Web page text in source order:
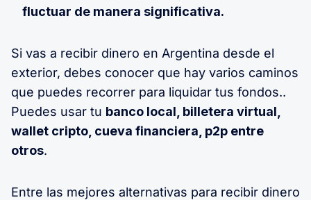
fluctuar de manera significativa.
Si vas a recibir dinero en Argentina desde el
exterior, debes conocer que hay varios caminos
que puedes recorrer para liquidar tus fondos..
Puedes usar tu banco local, billetera virtual,
wallet cripto, cueva financiera, p2p entre
otros.
Entre las mejores alternativas para recibir dinero